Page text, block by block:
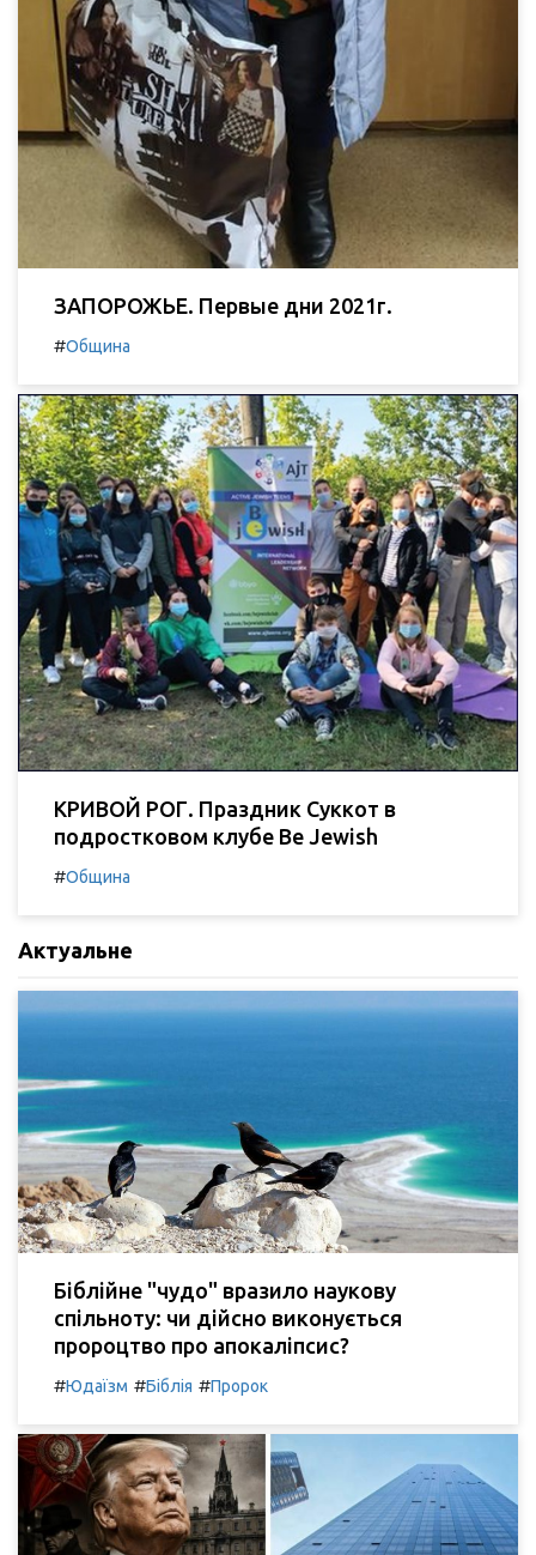
ЗАПОРОЖЬЕ. Первые дни 2021г.
#Община
КРИВОЙ РОГ. Праздник Суккот в
подростковом клубе Be Jewish
#Община
Актуальне
Біблійне "чудо" вразило наукову
спільноту: чи дійсно виконується
пророцтво про апокаліпсис?
#Юдаїзм #Біблія #Пророк